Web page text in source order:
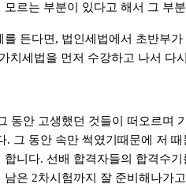
모르는 부분이 있다고 해서 그 부
를 든다면 , 법인세법에서 초반부
치세법을 먼저 수강하고 나서 다
동안 고생했던 것들이 떠오르며
. 그 동안 속만 썩였기때문에 저
합니다. 선배 합격자들의 합격수
남은 2차시험까지 잘 준비해나가